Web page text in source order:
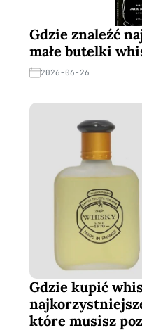
Gdzie znaleźć
małe butelki
2026-06-26
Gdzie kupić
które musisz